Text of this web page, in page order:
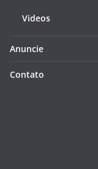
Videos
Anuncie
Contato